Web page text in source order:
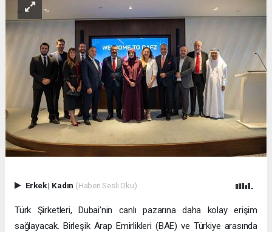
Erkek| Kadın (Haberi Sesli Oku)
Türk Şirketleri, Dubai’nin canlı pazarına daha kolay erişim
sağlayacak. Birleşik Arap Emirlikleri (BAE) ve Türkiye arasında